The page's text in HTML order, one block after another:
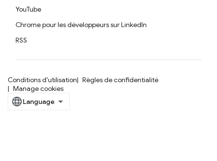
YouTube
Chrome pour les développeurs sur LinkedIn
RSS
Conditions d'utilisation
Règles de confidentialité
Manage cookies